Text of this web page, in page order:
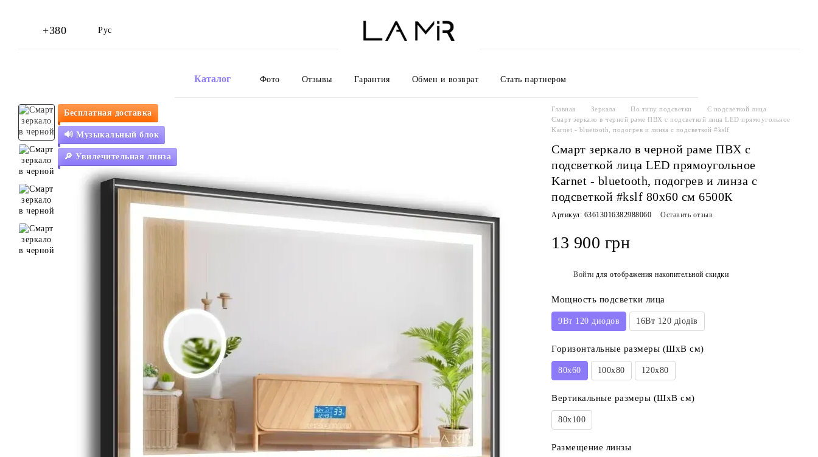
+380 Рус
Каталог Фото Отзывы Гарантия Обмен и возврат
Стать партнером
Бесплатная доставка
🔊 Музыкальный блок
🔎 Увилечительная линза
Главная Зеркала По типу подсветки
С подсветкой лица
Смарт зеркало в черной раме ПВХ с подсветкой лица LED прямоугольное
Karnet - bluetooth, подогрев и линза с подсветкой #kslf
Смарт зеркало в черной раме ПВХ с
подсветкой лица LED прямоугольное
Karnet - bluetooth, подогрев и линза с
подсветкой #kslf 80х60 см 6500К
Артикул: 63613016382988060 Оставить отзыв
13 900 грн
Войти для отображения накопительной скидки
Мощность подсветки лица
9Вт 120 диодов 16Вт 120 діодів
Горизонтальные размеры (ШхВ см)
80х60 100х80 120х80
Вертикальные размеры (ШхВ см)
80х100
Размещение линзы